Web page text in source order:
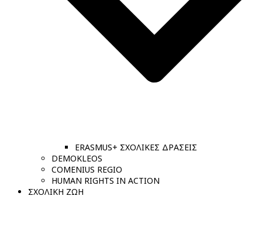
ERASMUS+ ΣΧΟΛΙΚΕΣ ΔΡΑΣΕΙΣ
DEMOKLEOS
COMENIUS REGIO
HUMAN RIGHTS IN ACTION
ΣΧΟΛΙΚΗ ΖΩΗ